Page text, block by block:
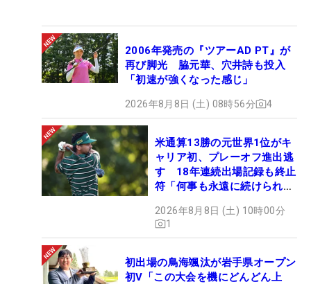
2006年発売の『ツアーAD PT』が
再び脚光 脇元華、穴井詩も投入
「初速が強くなった感じ」
2026年8月8日 (土) 08時56分 4
米通算13勝の元世界1位がキ
ャリア初、プレーオフ進出逃
す 18年連続出場記録も終止
符「何事も永遠に続けられな
2026年8月8日 (土) 10時00分
1
初出場の鳥海颯汰が岩手県オープン
初V「この大会を機にどんどん上